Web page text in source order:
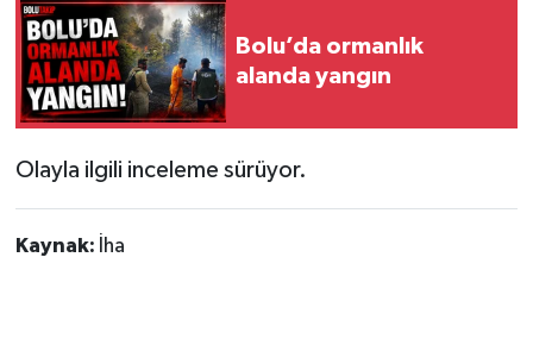
Bolu’da ormanlık
alanda yangın
Olayla ilgili inceleme sürüyor.
Kaynak: İha